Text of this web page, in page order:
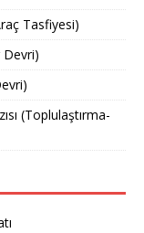
Tasfiyesi)
Devri)
(Toplulaştırma-